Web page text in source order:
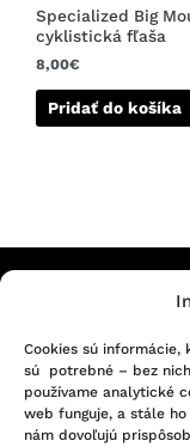
Cookies sú informácie,
sú potrebné – bez
používame analytické
web funguje, a stále
nám dovoľujú
Specialized Big
cyklistická fľaša
8,00€
Pridať do košíka
Sledujte nás na
Sledujte nás na